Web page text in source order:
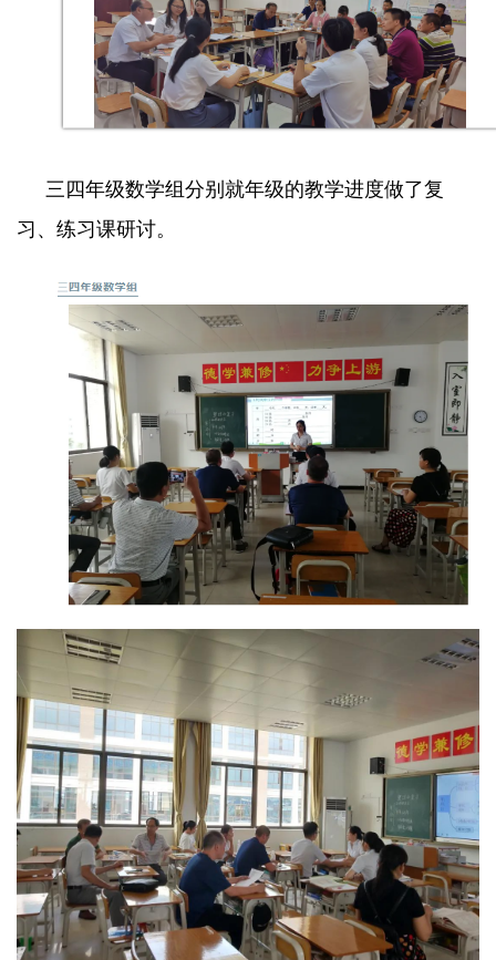
三四年级数学组分别就年级的教学进度做了复
习、练习课研讨。